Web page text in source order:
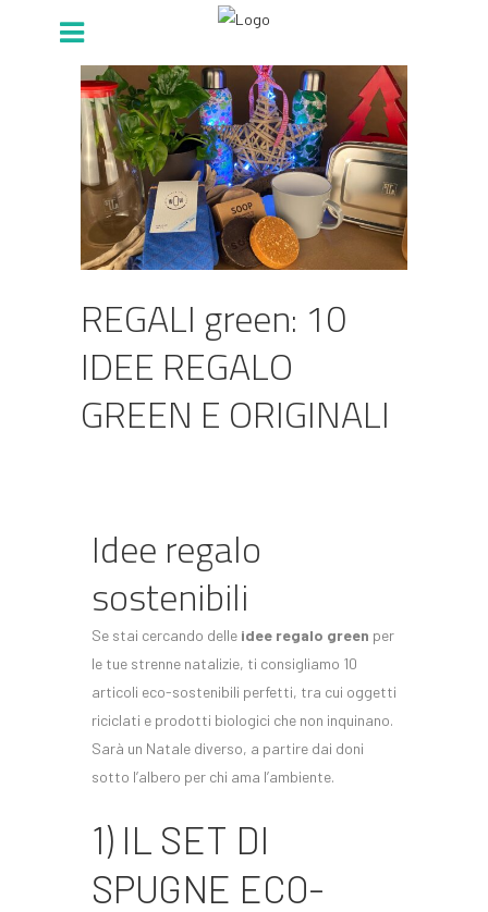
REGALI green: 10
IDEE REGALO
GREEN E ORIGINALI
Idee regalo
sostenibili
Se stai cercando delle idee regalo green per
le tue strenne natalizie, ti consigliamo 10
articoli eco-sostenibili perfetti, tra cui oggetti
riciclati e prodotti biologici che non inquinano.
Sarà un Natale diverso, a partire dai doni
sotto l’albero per chi ama l’ambiente.
1) IL SET DI
SPUGNE ECO-